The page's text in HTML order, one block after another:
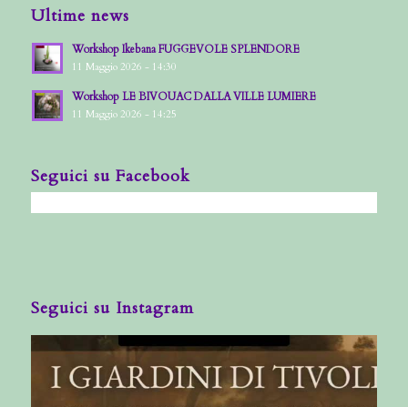
Ultime news
Workshop Ikebana FUGGEVOLE SPLENDORE
11 Maggio 2026 - 14:30
Workshop LE BIVOUAC DALLA VILLE LUMIERE
11 Maggio 2026 - 14:25
Seguici su Facebook
Seguici su Instagram